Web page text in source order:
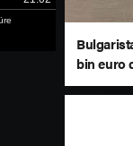
bin euro